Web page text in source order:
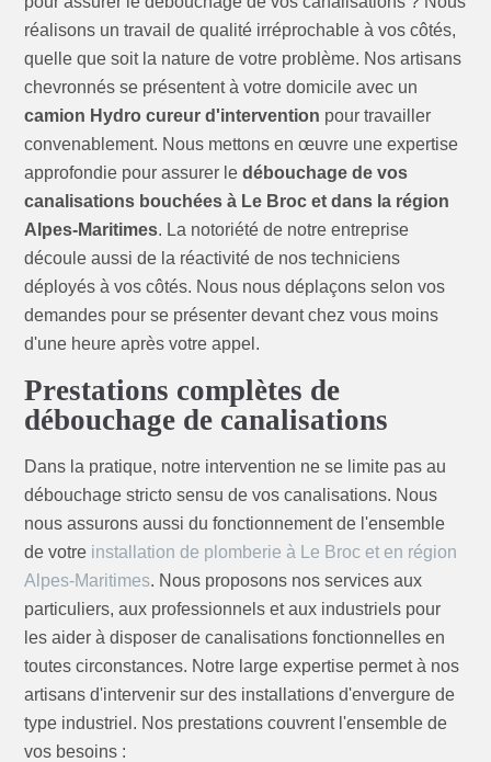
réalisons un travail de qualité irréprochable à vos côtés,
quelle que soit la nature de votre problème. Nos artisans
chevronnés se présentent à votre domicile avec un
camion Hydro cureur d'intervention pour travailler
convenablement. Nous mettons en œuvre une expertise
approfondie pour assurer ledébouchage de vos
canalisations bouchées à Le Broc et dans la région
Alpes-Maritimes. La notoriété de notre entreprise
découle aussi de la réactivité de nos techniciens
déployés à vos côtés. Nous nous déplaçons selon vos
demandes pour se présenter devant chez vous moins
d'une heure après votre appel.
Prestations complètes de
débouchage de canalisations
Dans la pratique, notre intervention ne se limite pas au
débouchage stricto sensu de vos canalisations. Nous
nous assurons aussi du fonctionnement de l'ensemble
de votre installation de plomberie à Le Broc et en région
Alpes-Maritimes. Nous proposons nos services aux
particuliers, aux professionnels et aux industriels pour
les aider à disposer de canalisations fonctionnelles en
toutes circonstances. Notre large expertise permet à nos
artisans d'intervenir sur des installations d'envergure de
type industriel. Nos prestations couvrent l'ensemble de
vos besoins :